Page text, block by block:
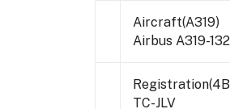
Aircraft(A319)
Airbus A319-132
TC-JLV